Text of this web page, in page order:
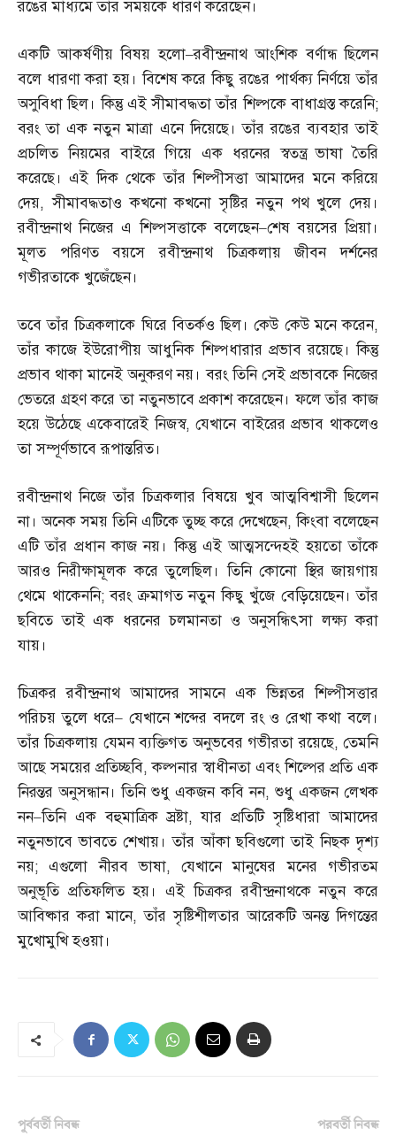
রঙের মাধ্যমে তাঁর সময়কে ধারণ করেছেন।
একটি আকর্ষণীয় বিষয় হলো–রবীন্দ্রনাথ আংশিক বর্ণান্ধ ছিলেন
বলে ধারণা করা হয়। বিশেষ করে কিছু রঙের পার্থক্য নির্ণয়ে তাঁর
অসুবিধা ছিল। কিন্তু এই সীমাবদ্ধতা তাঁর শিল্পকে বাধাগ্রস্ত করেনি;
বরং তা এক নতুন মাত্রা এনে দিয়েছে। তাঁর রঙের ব্যবহার তাই
প্রচলিত নিয়মের বাইরে গিয়ে এক ধরনের স্বতন্ত্র ভাষা তৈরি
করেছে। এই দিক থেকে তাঁর শিল্পীসত্তা আমাদের মনে করিয়ে
দেয়,সীমাবদ্ধতাও কখনো কখনো সৃষ্টির নতুন পথ খুলে দেয়।
রবীন্দ্রনাথ নিজের এ শিল্পসত্তাকে বলেছেন–শেষ বয়সের প্রিয়া।
মূলত পরিণত বয়সে রবীন্দ্রনাথ চিত্রকলায় জীবন দর্শনের
গভীরতাকে খুজেঁছেন।
তবে তাঁর চিত্রকলাকে ঘিরে বিতর্কও ছিল। কেউ কেউ মনে করেন,
তাঁর কাজে ইউরোপীয় আধুনিক শিল্পধারার প্রভাব রয়েছে। কিন্তু
প্রভাব থাকা মানেই অনুকরণ নয়। বরং তিনি সেই প্রভাবকে নিজের
ভেতরে গ্রহণ করে তা নতুনভাবে প্রকাশ করেছেন। ফলে তাঁর কাজ
হয়ে উঠেছে একেবারেই নিজস্ব,যেখানে বাইরের প্রভাব থাকলেও
তা সম্পূর্ণভাবে রূপান্তরিত।
রবীন্দ্রনাথ নিজে তাঁর চিত্রকলার বিষয়ে খুব আত্মবিশ্বাসী ছিলেন
না। অনেক সময় তিনি এটিকে তুচ্ছ করে দেখেছেন,কিংবা বলেছেন
এটি তাঁর প্রধান কাজ নয়। কিন্তু এই আত্মসন্দেহই হয়তো তাঁকে
আরও নিরীক্ষামূলক করে তুলেছিল। তিনি কোনো স্থির জায়গায়
থেমে থাকেননি;বরং ক্রমাগত নতুন কিছু খুঁজে বেড়িয়েছেন। তাঁর
ছবিতে তাই এক ধরনের চলমানতা ও অনুসন্ধিৎসা লক্ষ্য করা
যায়।
চিত্রকর রবীন্দ্রনাথ আমাদের সামনে এক ভিন্নতর শিল্পীসত্তার
পরিচয় তুলে ধরে– যেখানে শব্দের বদলে রং ও রেখা কথা বলে।
তাঁর চিত্রকলায় যেমন ব্যক্তিগত অনুভবের গভীরতা রয়েছে,তেমনি
আছে সময়ের প্রতিচ্ছবি,কল্পনার স্বাধীনতা এবং শিল্পের প্রতি এক
নিরন্তর অনুসন্ধান। তিনি শুধু একজন কবি নন, শুধু একজন লেখক
নন–তিনি এক বহুমাত্রিক স্রষ্টা,যার প্রতিটি সৃষ্টিধারা আমাদের
নতুনভাবে ভাবতে শেখায়। তাঁর আঁকা ছবিগুলো তাই নিছক দৃশ্য
নয়;এগুলো নীরব ভাষা,যেখানে মানুষের মনের গভীরতম
অনুভূতি প্রতিফলিত হয়। এই চিত্রকর রবীন্দ্রনাথকে নতুন করে
আবিষ্কার করা মানে,তাঁর সৃষ্টিশীলতার আরেকটি অনন্ত দিগন্তের
মুখোমুখি হওয়া।
পূর্ববর্তী নিবন্ধ
পরবর্তী নিবন্ধ